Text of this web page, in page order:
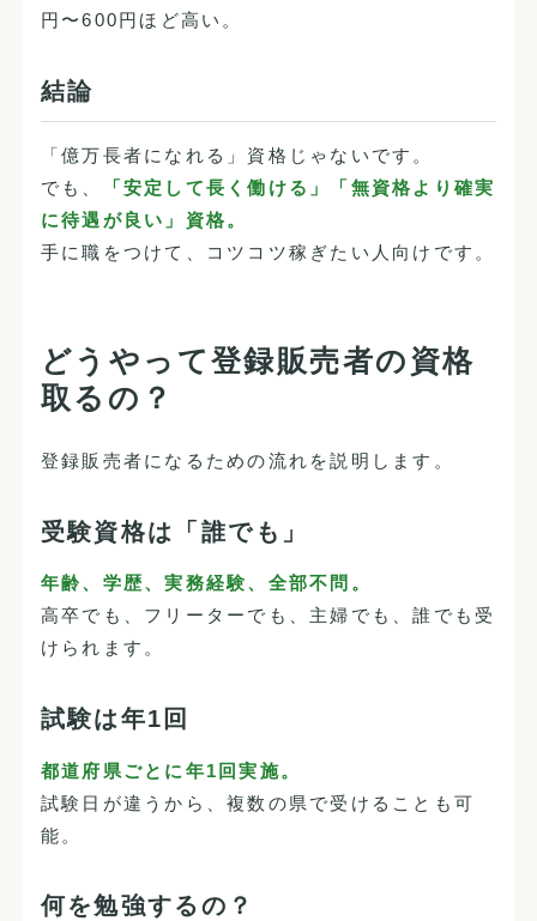
円〜600円ほど高い。
結論
「億万長者になれる」資格じゃないです。
でも、
「安定して長く働ける」「無資格より確実
に待遇が良い」資格。
手に職をつけて、コツコツ稼ぎたい人向けです。
どうやって登録販売者の資格
取るの？
登録販売者になるための流れを説明します。
受験資格は「誰でも」
年齢、学歴、実務経験、全部不問。
高卒でも、フリーターでも、主婦でも、誰でも受
けられます。
試験は年1回
都道府県ごとに年1回実施。
試験日が違うから、複数の県で受けることも可
能。
何を勉強するの？